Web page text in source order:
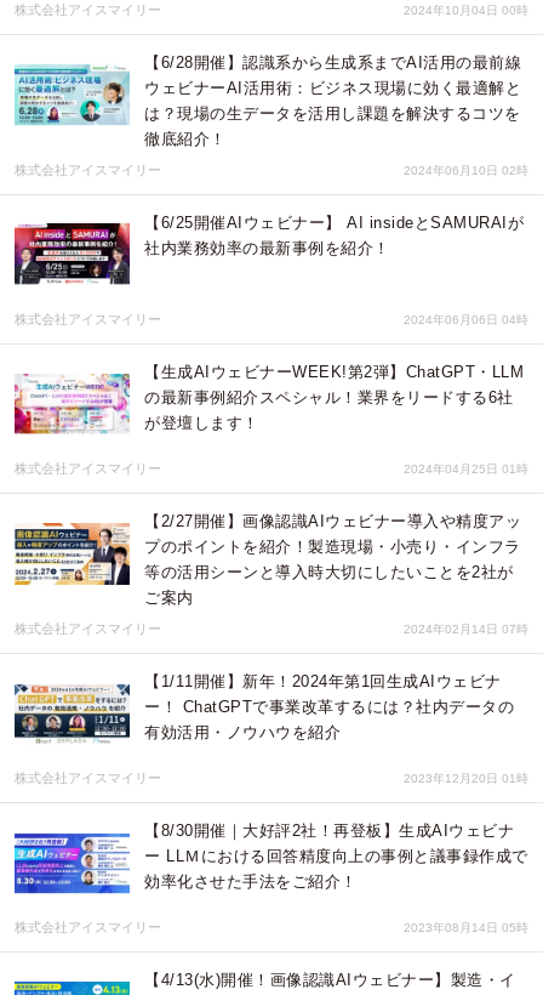
株式会社アイスマイリー 2024年10月04日 00時
【6/28開催】認識系から生成系までAI活用の最前線
ウェビナーAI活用術：ビジネス現場に効く最適解と
は？現場の生データを活用し課題を解決するコツを
徹底紹介！
株式会社アイスマイリー 2024年06月10日 02時
【6/25開催AIウェビナー】 AI insideとSAMURAIが
社内業務効率の最新事例を紹介！
株式会社アイスマイリー 2024年06月06日 04時
【生成AIウェビナーWEEK!第2弾】ChatGPT・LLM
の最新事例紹介スペシャル！業界をリードする6社
が登壇します！
株式会社アイスマイリー 2024年04月25日 01時
【2/27開催】画像認識AIウェビナー導入や精度アッ
プのポイントを紹介！製造現場・小売り・インフラ
等の活用シーンと導入時大切にしたいことを2社が
ご案内
株式会社アイスマイリー 2024年02月14日 07時
【1/11開催】新年！2024年第1回生成AIウェビナ
ー！ ChatGPTで事業改革するには？社内データの
有効活用・ノウハウを紹介
株式会社アイスマイリー 2023年12月20日 01時
【8/30開催｜大好評2社！再登板】生成AIウェビナ
ー LLＭにおける回答精度向上の事例と議事録作成で
効率化させた手法をご紹介！
株式会社アイスマイリー 2023年08月14日 05時
【4/13(水)開催！画像認識AIウェビナー】製造・イ